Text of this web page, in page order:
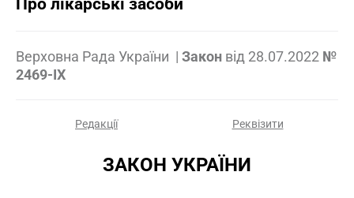
Про лікарські засоби
Верховна Рада України | Закон від 28.07.2022 №
2469-IX
Редакції Реквізити
ЗАКОН УКРАЇНИ